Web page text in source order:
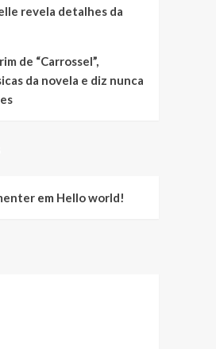
revela detalhes da
de “Carrossel”,
da novela e diz nunca
em Hello world!